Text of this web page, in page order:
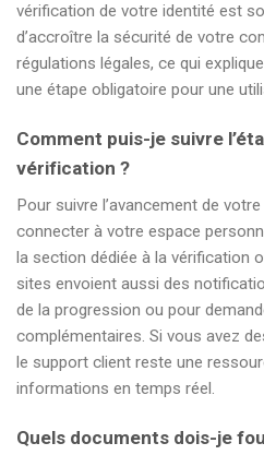
vérification de votre identité est
d’accroître la sécurité de votre
régulations légales, ce qui
une étape obligatoire pour une
Comment puis-je suivre
vérification ?
Pour suivre l’avancement de
connecter à votre espace
la section dédiée à la vérification
sites envoient aussi des
de la progression ou pour
complémentaires. Si vous avez
le support client reste une
informations en temps réel.
Quels documents dois-je